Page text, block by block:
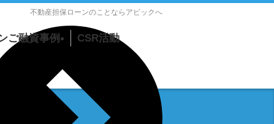
不動産担保ローンのことならアビックへ
ご融資事例 CSR活動
「母と子の
集い」につ
「寄付活